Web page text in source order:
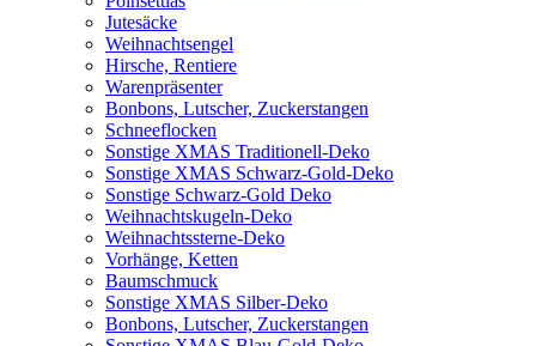
Jutesäcke
Weihnachtsengel
Hirsche, Rentiere
Warenpräsenter
Bonbons, Lutscher, Zuckerstangen
Schneeflocken
Sonstige XMAS Traditionell-Deko
Sonstige XMAS Schwarz-Gold-Deko
Sonstige Schwarz-Gold Deko
Weihnachtskugeln-Deko
Weihnachtssterne-Deko
Vorhänge, Ketten
Baumschmuck
Sonstige XMAS Silber-Deko
Bonbons, Lutscher, Zuckerstangen